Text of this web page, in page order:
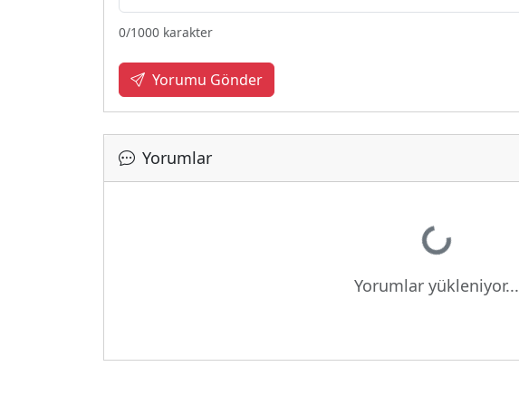
0/1000 karakter
Yorumu Gönder
Yorumlar
Yükleniyor...
Yorumlar yükleniyor...